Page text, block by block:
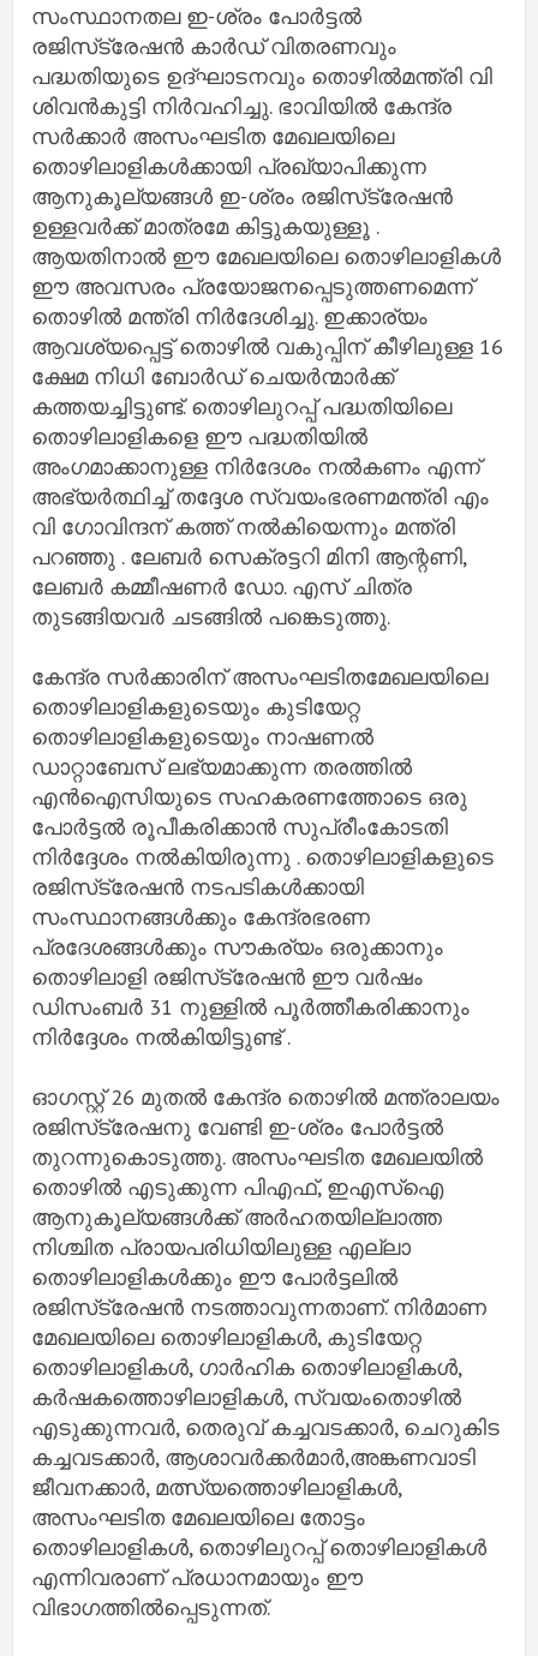
സംസ്ഥാനതല ഇ-ശ്രം പോർട്ടൽ
രജിസ്‌ട്രേഷൻ കാർഡ് വിതരണവും
പദ്ധതിയുടെ ഉദ്ഘാടനവും തൊഴിൽമന്ത്രി വി
ശിവൻകുട്ടി നിർവഹിച്ചു. ഭാവിയിൽ കേന്ദ്ര
സർക്കാർ അസംഘടിത മേഖലയിലെ
തൊഴിലാളികൾക്കായി പ്രഖ്യാപിക്കുന്ന
ആനുകൂല്യങ്ങൾ ഇ-ശ്രം രജിസ്‌ട്രേഷൻ
ഉള്ളവർക്ക് മാത്രമേ കിട്ടുകയുള്ളൂ .
ആയതിനാൽ ഈ മേഖലയിലെ തൊഴിലാളികൾ
ഈ അവസരം പ്രയോജനപ്പെടുത്തണമെന്ന്
തൊഴിൽ മന്ത്രി നിർദേശിച്ചു. ഇക്കാര്യം
ആവശ്യപ്പെട്ട് തൊഴിൽ വകുപ്പിന് കീഴിലുള്ള 16
ക്ഷേമ നിധി ബോർഡ് ചെയർന്മാർക്ക്
കത്തയച്ചിട്ടുണ്ട്. തൊഴിലുറപ്പ് പദ്ധതിയിലെ
തൊഴിലാളികളെ ഈ പദ്ധതിയിൽ
അംഗമാക്കാനുള്ള നിർദേശം നൽകണം എന്ന്
അഭ്യർത്ഥിച്ച് തദ്ദേശ സ്വയംഭരണമന്ത്രി എം
വി ഗോവിന്ദന്‌ കത്ത് നൽകിയെന്നും മന്ത്രി
പറഞ്ഞു . ലേബർ സെക്രട്ടറി മിനി ആന്റണി,
ലേബർ കമ്മീഷണർ ഡോ. എസ് ചിത്ര
തുടങ്ങിയവർ ചടങ്ങിൽ പങ്കെടുത്തു.
കേന്ദ്ര സർക്കാരിന് അസംഘടിതമേഖലയിലെ
തൊഴിലാളികളുടെയും കുടിയേറ്റ
തൊഴിലാളികളുടെയും നാഷണൽ
ഡാറ്റാബേസ് ലഭ്യമാക്കുന്ന തരത്തിൽ
എൻഐസിയുടെ സഹകരണത്തോടെ ഒരു
പോർട്ടൽ രൂപീകരിക്കാൻ സുപ്രീംകോടതി
നിർദ്ദേശം നൽകിയിരുന്നു . തൊഴിലാളികളുടെ
രജിസ്‌ട്രേഷൻ നടപടികൾക്കായി
സംസ്ഥാനങ്ങൾക്കും കേന്ദ്രഭരണ
പ്രദേശങ്ങൾക്കും സൗകര്യം ഒരുക്കാനും
തൊഴിലാളി രജിസ്‌ട്രേഷൻ ഈ വർഷം
ഡിസംബർ 31 നുള്ളിൽ പൂർത്തീകരിക്കാനും
നിർദ്ദേശം നൽകിയിട്ടുണ്ട് .
ഓഗസ്റ്റ് 26 മുതൽ കേന്ദ്ര തൊഴിൽ മന്ത്രാലയം
രജിസ്‌ട്രേഷനു വേണ്ടി ഇ-ശ്രം പോർട്ടൽ
തുറന്നുകൊടുത്തു. അസംഘടിത മേഖലയിൽ
തൊഴിൽ എടുക്കുന്ന പിഎഫ്, ഇഎസ്ഐ
ആനുകൂല്യങ്ങൾക്ക് അർഹതയില്ലാത്ത
നിശ്ചിത പ്രായപരിധിയിലുള്ള എല്ലാ
തൊഴിലാളികൾക്കും ഈ പോർട്ടലിൽ
രജിസ്‌ട്രേഷൻ നടത്താവുന്നതാണ്. നിർമാണ
മേഖലയിലെ തൊഴിലാളികൾ, കുടിയേറ്റ
തൊഴിലാളികൾ, ഗാർഹിക തൊഴിലാളികൾ,
കർഷകത്തൊഴിലാളികൾ, സ്വയംതൊഴിൽ
എടുക്കുന്നവർ, തെരുവ് കച്ചവടക്കാർ, ചെറുകിട
കച്ചവടക്കാർ, ആശാവർക്കർമാർ,അങ്കണവാടി
ജീവനക്കാർ, മത്സ്യത്തൊഴിലാളികൾ,
അസംഘടിത മേഖലയിലെ തോട്ടം
തൊഴിലാളികൾ, തൊഴിലുറപ്പ് തൊഴിലാളികൾ
എന്നിവരാണ് പ്രധാനമായും ഈ
വിഭാഗത്തിൽപ്പെടുന്നത്.